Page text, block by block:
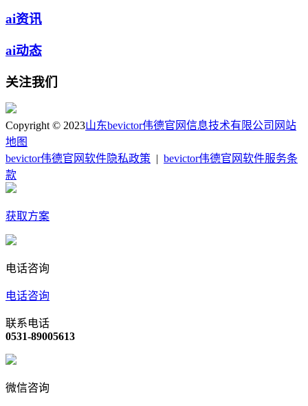
ai资讯
ai动态
关注我们
Copyright © 2023山东bevictor伟德官网信息技术有限公司 网站
地图
bevictor伟德官网软件隐私政策
bevictor伟德官网软件服务条
款
获取方案
电话咨询
电话咨询
联系电话
0531-89005613
微信咨询